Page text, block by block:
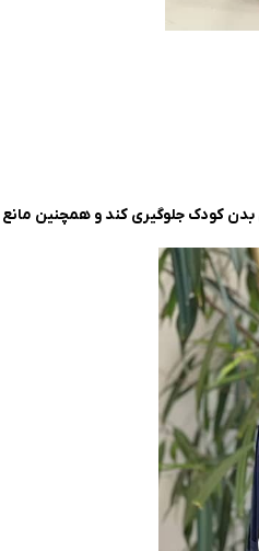
کودک جلوگیری کند و همچنین مانع